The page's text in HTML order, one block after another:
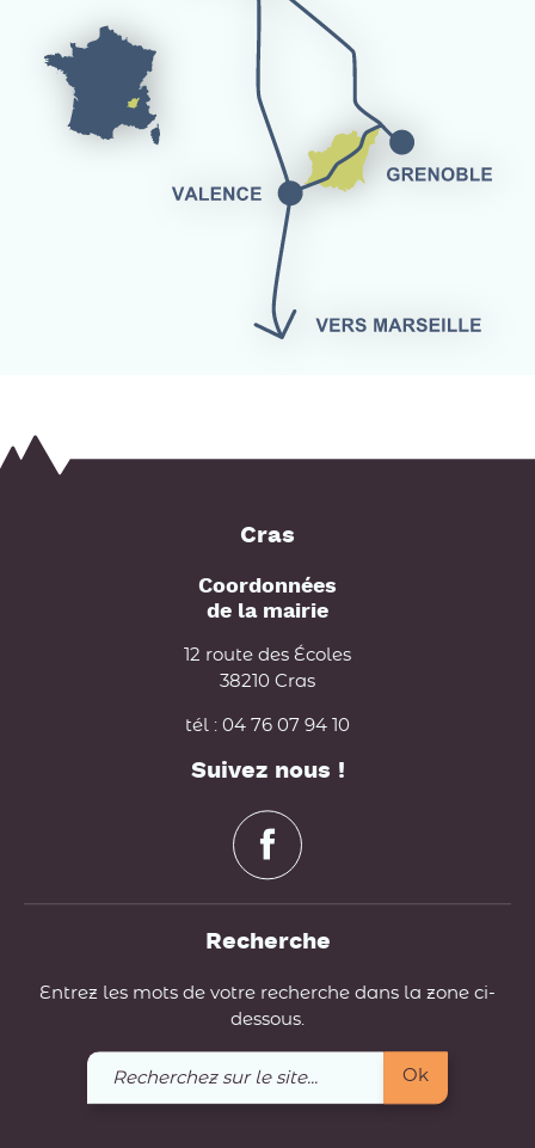
Cras
Coordonnées
de la mairie
12 route des Écoles
38210 Cras
tél : 04 76 07 94 10
Suivez nous !
Recherche
Entrez les mots de votre recherche dans la zone ci-
dessous.
Recherchez
sur
Ok